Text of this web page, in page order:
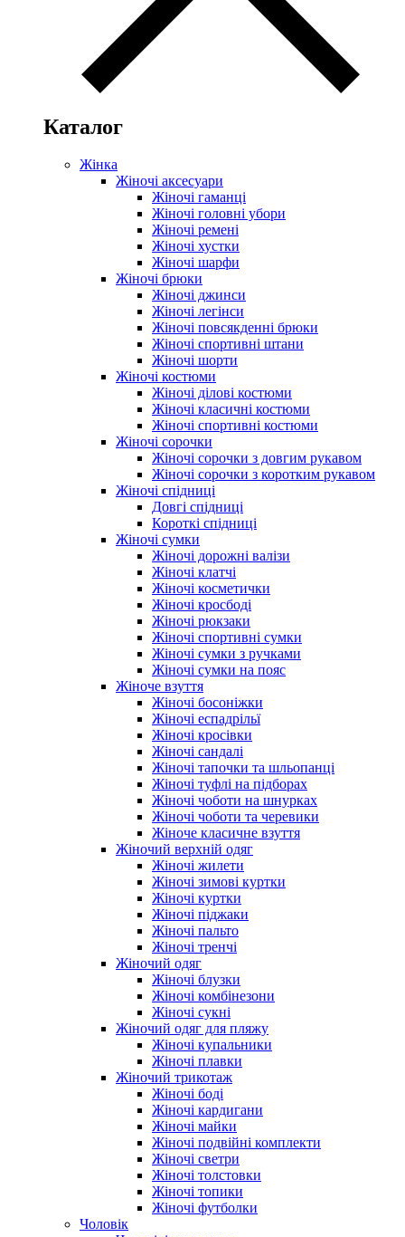
Каталог
Жінка
Жіночі аксесуари
Жіночі гаманці
Жіночі головні убори
Жіночі ремені
Жіночі хустки
Жіночі шарфи
Жіночі брюки
Жіночі джинси
Жіночі легінси
Жіночі повсякденні брюки
Жіночі спортивні штани
Жіночі шорти
Жіночі костюми
Жіночі ділові костюми
Жіночі класичні костюми
Жіночі спортивні костюми
Жіночі сорочки
Жіночі сорочки з довгим рукавом
Жіночі сорочки з коротким рукавом
Жіночі спідниці
Довгі спідниці
Короткі спідниці
Жіночі сумки
Жіночі дорожні валізи
Жіночі клатчі
Жіночі косметички
Жіночі кросбоді
Жіночі рюкзаки
Жіночі спортивні сумки
Жіночі сумки з ручками
Жіночі сумки на пояс
Жіноче взуття
Жіночі босоніжки
Жіночі еспадрільї
Жіночі кросівки
Жіночі сандалі
Жіночі тапочки та шльопанці
Жіночі туфлі на підборах
Жіночі чоботи на шнурках
Жіночі чоботи та черевики
Жіноче класичне взуття
Жіночий верхній одяг
Жіночі жилети
Жіночі зимові куртки
Жіночі куртки
Жіночі піджаки
Жіночі пальто
Жіночі тренчі
Жіночий одяг
Жіночі блузки
Жіночі комбінезони
Жіночі сукні
Жіночий одяг для пляжу
Жіночі купальники
Жіночі плавки
Жіночий трикотаж
Жіночі боді
Жіночі кардигани
Жіночі майки
Жіночі подвійні комплекти
Жіночі светри
Жіночі толстовки
Жіночі топики
Жіночі футболки
Чоловік